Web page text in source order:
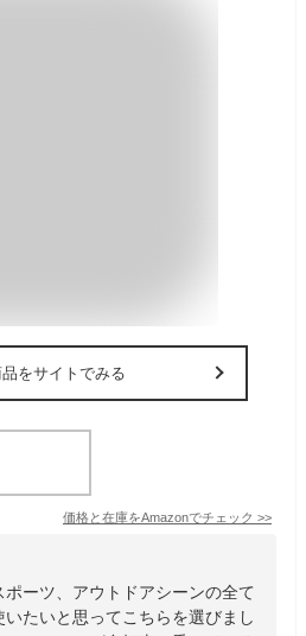
品をサイトでみる
価格と在庫をAmazonでチェック >>
ーツ、アウトドアシーンの全て
たいと思ってこちらを選びまし